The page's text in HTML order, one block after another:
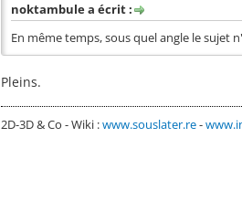
noktambule a écrit :
En même temps, sous quel angle le sujet
Pleins.
2D-3D & Co - Wiki :www.souslater.re-